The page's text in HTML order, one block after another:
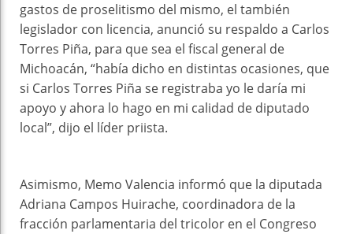
gastos de proselitismo del mismo, el también
legislador con licencia, anunció su respaldo a Carlos
Torres Piña, para que sea el fiscal general de
Michoacán, “había dicho en distintas ocasiones, que
si Carlos Torres Piña se registraba yo le daría mi
apoyo y ahora lo hago en mi calidad de diputado
local”, dijo el líder priista.
Asimismo, Memo Valencia informó que la diputada
Adriana Campos Huirache, coordinadora de la
fracción parlamentaria del tricolor en el Congreso